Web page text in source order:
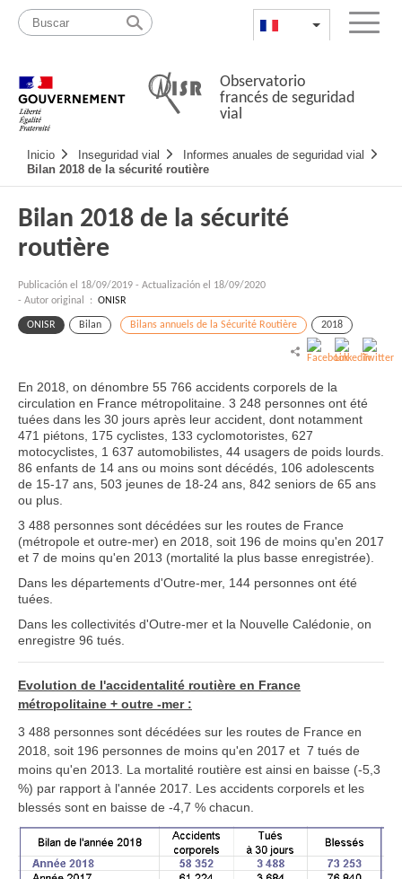
Pasar
contenido
Mapa
web
List additional
Menu
Observatorio
francés de seguridad
vial
Navigation
principale
Inicio Inseguridad vial
Informes anuales de seguridad vial
Bilan 2018 de la sécurité routière
Bilan 2018 de la sécurité
routière
Publicación el 18/09/2019 - Actualización el 18/09/2020
- Autor original : ONISR
ONISR Bilan Bilans annuels de la Sécurité Routière 2018
En 2018, on dénombre 55 766 accidents corporels de la
circulation en France métropolitaine. 3 248 personnes ont été
tuées dans les 30 jours après leur accident, dont notamment
471 piétons, 175 cyclistes, 133 cyclomotoristes, 627
motocyclistes, 1 637 automobilistes, 44 usagers de poids lourds.
86 enfants de 14 ans ou moins sont décédés, 106 adolescents
de 15-17 ans, 503 jeunes de 18-24 ans, 842 seniors de 65 ans
ou plus.
3 488 personnes sont décédées sur les routes de France
(métropole et outre-mer) en 2018, soit 196 de moins qu'en 2017
et 7 de moins qu'en 2013 (mortalité la plus basse enregistrée).
Dans les départements d'Outre-mer, 144 personnes ont été
tuées.
Dans les collectivités d'Outre-mer et la Nouvelle Calédonie, on
enregistre 96 tués.
Evolution de l'accidentalité routière en France
métropolitaine + outre -mer :
3 488 personnes sont décédées sur les routes de France en
2018, soit 196 personnes de moins qu'en 2017 et 7 tués de
moins qu'en 2013. La mortalité routière est ainsi en baisse (-5,3
%) par rapport à l'année 2017. Les accidents corporels et les
blessés sont en baisse de -4,7 % chacun.